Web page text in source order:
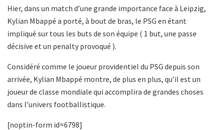
Hier, dans un match d’une grande importance face à Leipzig,
Kylian Mbappé a porté, à bout de bras, le PSG en étant
impliqué sur tous les buts de son équipe ( 1 but, une passe
décisive et un penalty provoqué ).
Considéré comme le joueur providentiel du PSG depuis son
arrivée, Kylian Mbappé montre, de plus en plus, qu’il est un
joueur de classe mondiale qui accomplira de grandes choses
dans l’univers footballistique.
[noptin-form id=6798]